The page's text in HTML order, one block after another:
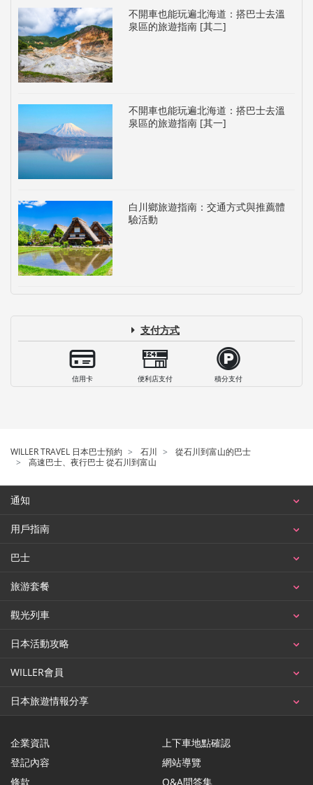
不開車也能玩遍北海道：搭巴士去溫
泉區的旅遊指南 [其二]
不開車也能玩遍北海道：搭巴士去溫
泉區的旅遊指南 [其一]
白川鄉旅遊指南：交通方式與推薦體
驗活動
支付方式
信用卡 便利店支付 積分支付
WILLER TRAVEL 日本巴士預約 石川
從石川到富山的巴士
高速巴士、夜行巴士 從石川到富山
通知
用戶指南
巴士
旅游套餐
觀光列車
日本活動攻略
WILLER會員
日本旅遊情報分享
企業資訊
登記內容
條款
上下車地點確認
網站導覽
Q&A問答集